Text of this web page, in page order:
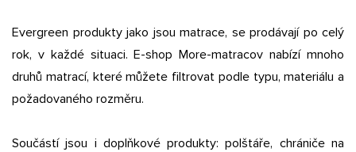
Evergreen produkty jako jsou matrace, se prodávají po celý
rok, v každé situaci. E-shop More-matracov nabízí mnoho
druhů matrací, které můžete filtrovat podle typu, materiálu a
požadovaného rozměru.
Součástí jsou i doplňkové produkty: polštáře, chrániče na